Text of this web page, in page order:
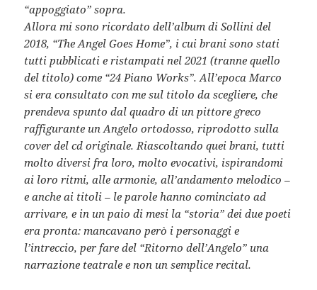
“appoggiato” sopra.
Allora mi sono ricordato dell’album di Sollini del
2018, “The Angel Goes Home”, i cui brani sono stati
tutti pubblicati e ristampati nel 2021 (tranne quello
del titolo) come “24 Piano Works”. All’epoca Marco
si era consultato con me sul titolo da scegliere, che
prendeva spunto dal quadro di un pittore greco
raffigurante un Angelo ortodosso, riprodotto sulla
cover del cd originale. Riascoltando quei brani, tutti
molto diversi fra loro, molto evocativi, ispirandomi
ai loro ritmi, alle armonie, all’andamento melodico –
e anche ai titoli – le parole hanno cominciato ad
arrivare, e in un paio di mesi la “storia” dei due poeti
era pronta: mancavano però i personaggi e
l’intreccio, per fare del “Ritorno dell’Angelo” una
narrazione teatrale e non un semplice recital.